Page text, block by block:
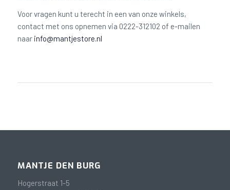
Voor vragen kunt u terecht in een van onze winkels,
contact met ons opnemen via 0222-312102 of e-mailen
naar info@mantjestore.nl
MANTJE DEN BURG
Hogerstraat 1-5